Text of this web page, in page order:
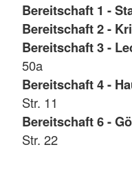
Bereitschaft 1 -
Bereitschaft 2 -
Bereitschaft 3 -
50a
Bereitschaft 4 -
Str. 11
Bereitschaft 6 -
Str. 22